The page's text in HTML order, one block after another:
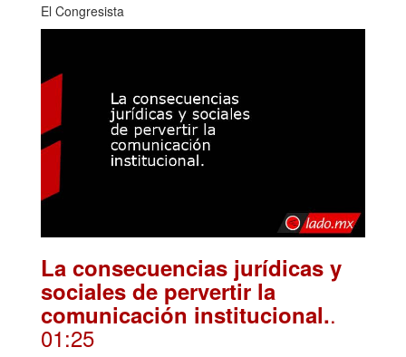
El Congresista
La consecuencias jurídicas y
sociales de pervertir la
comunicación institucional..
01:25